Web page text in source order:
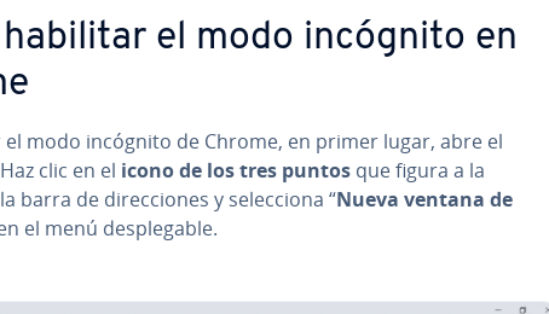
el modo incógnito en
el modo incógnito de Chrome, en primer lugar, abre el
clic en el icono de los tres puntos que figura a la
barra de di­re­c­cio­nes y se­le­c­cio­na “Nueva ventana de
el menú de­s­ple­ga­ble.